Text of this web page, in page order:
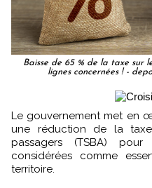
Baisse de 65 % de la taxe sur
lignes concernées ! -
Le gouvernement met en
une réduction de la
passagers (TSBA)
considérées comme
territoire.